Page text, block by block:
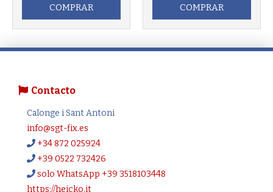
COMPRAR COMPRAR
Contacto
Calonge i Sant Antoni
info@sgt-fix.es
+34 872 025924
+39 0522 732426
solo WhatsApp +39 3518103448
https://heicko.it